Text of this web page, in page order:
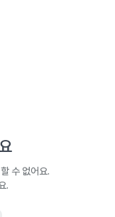
수 없어요.
.